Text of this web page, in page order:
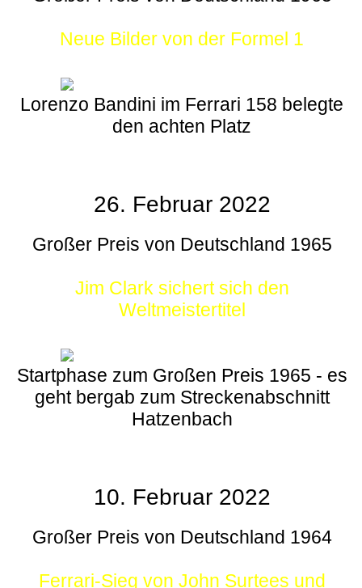
Neue Bilder von der Formel 1
Lorenzo Bandini im Ferrari 158 belegte
den achten Platz
26. Februar 2022
Großer Preis von Deutschland 1965
Jim Clark sichert sich den
Weltmeistertitel
Startphase zum Großen Preis 1965 - es
geht bergab zum Streckenabschnitt
Hatzenbach
10. Februar 2022
Großer Preis von Deutschland 1964
Ferrari-Sieg von John Surtees und